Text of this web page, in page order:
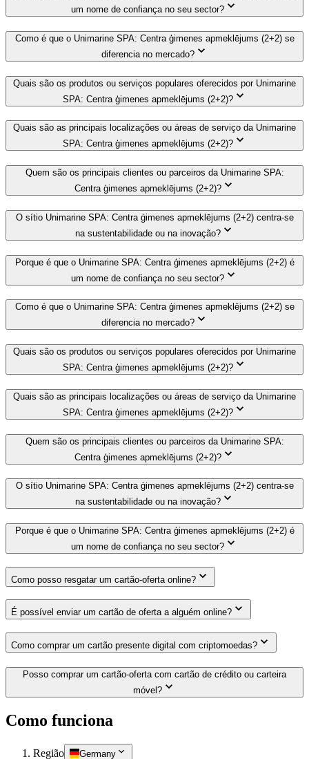
um nome de confiança no seu sector?
Como é que o Unimarine SPA: Centra ģimenes apmeklējums (2+2) se
diferencia no mercado?
Quais são os produtos ou serviços populares oferecidos por Unimarine
SPA: Centra ģimenes apmeklējums (2+2)?
Quais são as principais localizações ou áreas de serviço da Unimarine
SPA: Centra ģimenes apmeklējums (2+2)?
Quem são os principais clientes ou parceiros da Unimarine SPA:
Centra ģimenes apmeklējums (2+2)?
O sítio Unimarine SPA: Centra ģimenes apmeklējums (2+2) centra-se
na sustentabilidade ou na inovação?
Porque é que o Unimarine SPA: Centra ģimenes apmeklējums (2+2) é
um nome de confiança no seu sector?
Como é que o Unimarine SPA: Centra ģimenes apmeklējums (2+2) se
diferencia no mercado?
Quais são os produtos ou serviços populares oferecidos por Unimarine
SPA: Centra ģimenes apmeklējums (2+2)?
Quais são as principais localizações ou áreas de serviço da Unimarine
SPA: Centra ģimenes apmeklējums (2+2)?
Quem são os principais clientes ou parceiros da Unimarine SPA:
Centra ģimenes apmeklējums (2+2)?
O sítio Unimarine SPA: Centra ģimenes apmeklējums (2+2) centra-se
na sustentabilidade ou na inovação?
Porque é que o Unimarine SPA: Centra ģimenes apmeklējums (2+2) é
um nome de confiança no seu sector?
Como posso resgatar um cartão-oferta online?
É possível enviar um cartão de oferta a alguém online?
Como comprar um cartão presente digital com criptomoedas?
Posso comprar um cartão-oferta com cartão de crédito ou carteira
móvel?
Como funciona
Região Germany